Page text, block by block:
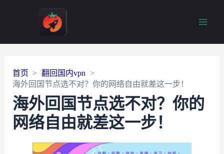
首页
翻回国内vpn
海外回国节点选不对？你的网络自由就差这一步！
海外回国节点选不对？你的
网络自由就差这一步！